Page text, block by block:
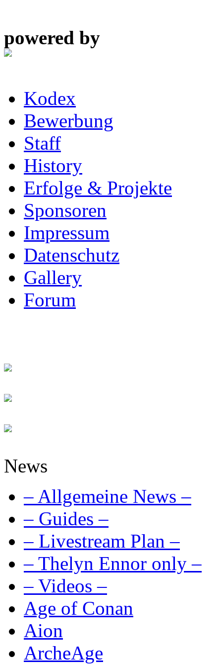
powered by
Kodex
Bewerbung
Staff
History
Erfolge & Projekte
Sponsoren
Impressum
Datenschutz
Gallery
Forum
News
– Allgemeine News –
– Guides –
– Livestream Plan –
– Thelyn Ennor only –
– Videos –
Age of Conan
Aion
ArcheAge